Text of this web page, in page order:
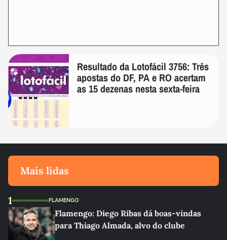
Resultado da Lotofácil 3756: Três
apostas do DF, PA e RO acertam
as 15 dezenas nesta sexta-feira
Mais lidas
1 FLAMENGO
Flamengo: Diego Ribas dá boas-vindas
para Thiago Almada, alvo do clube